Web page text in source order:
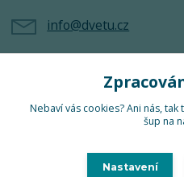
info@dvetu.cz
Nebaví vás cookies? Ani nás,
šup na
Nastavení